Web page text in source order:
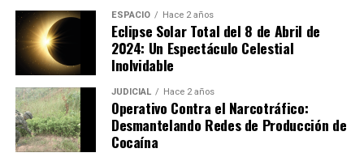
ESPACIO Hace 2 años
Eclipse Solar Total del 8 de Abril de
2024: Un Espectáculo Celestial
Inolvidable
JUDICIAL Hace 2 años
Operativo Contra el Narcotráfico:
Desmantelando Redes de Producción de
Cocaína